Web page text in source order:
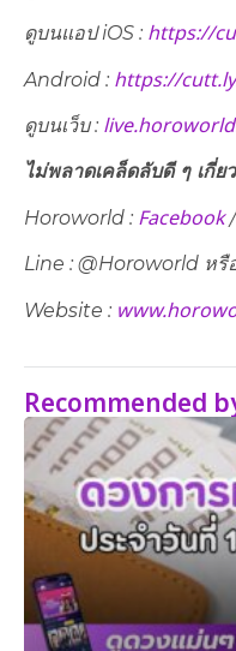
ดูบนแอปiOS : https://
Android : https://
ดูบนเว็บ:
ไม่พลาดเคล็ดลับดี ๆ เกี่
Horoworld : Facebook
Line : @Horoworld หรื
Website :
Recommended